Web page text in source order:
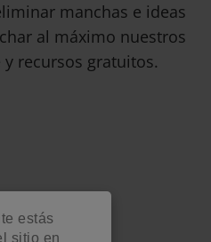
estás
sitio en
manchas e ideas
al máximo nuestros
recursos gratuitos.